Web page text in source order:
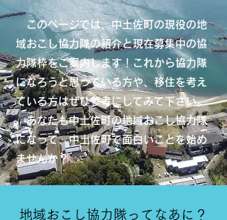
このページでは、中土佐町の現役の地
域おこし協力隊の紹介と現在募集中の協
力隊枠をご案内します！これから協力隊
になろうと思っている方や、移住を考え
ている方はぜひ参考にしてみて下さい。
あなたも中土佐町の地域おこし協力隊
になって、中土佐町で面白いことを始め
ませんか？
地域おこし協力隊ってなあに？